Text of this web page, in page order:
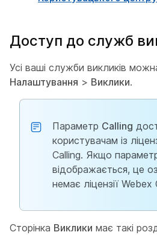
Доступ до служб
Усі ваші служби викликів
Налаштування > Виклики.
Параметр Calling
користувачам із
Calling. Якщо
відображається, це
немає ліцензії Webex
Сторінка Виклики має такі